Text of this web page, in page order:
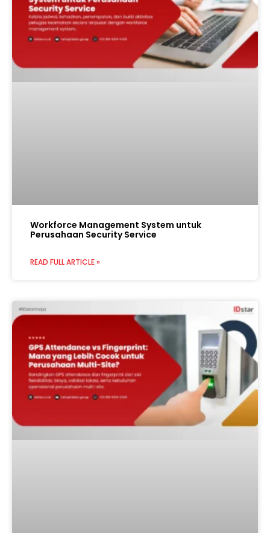
Workforce Management System untuk
Perusahaan Security Service
READ FULL ARTICLE »